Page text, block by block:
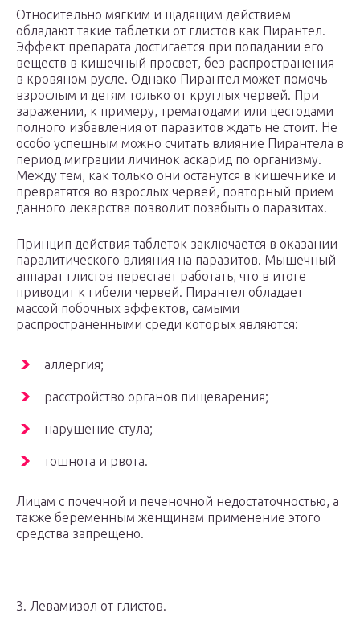
Относительно мягким и щадящим действием
обладают такие таблетки от глистов как Пирантел.
Эффект препарата достигается при попадании его
веществ в кишечный просвет, без распространения
в кровяном русле. Однако Пирантел может помочь
взрослым и детям только от круглых червей. При
заражении, к примеру, трематодами или цестодами
полного избавления от паразитов ждать не стоит. Не
особо успешным можно считать влияние Пирантела в
период миграции личинок аскарид по организму.
Между тем, как только они останутся в кишечнике и
превратятся во взрослых червей, повторный прием
данного лекарства позволит позабыть о паразитах.
Принцип действия таблеток заключается в оказании
паралитического влияния на паразитов. Мышечный
аппарат глистов перестает работать, что в итоге
приводит к гибели червей. Пирантел обладает
массой побочных эффектов, самыми
распространенными среди которых являются:
аллергия;
расстройство органов пищеварения;
нарушение стула;
тошнота и рвота.
Лицам с почечной и печеночной недостаточностью, а
также беременным женщинам применение этого
средства запрещено.
3. Левамизол от глистов.